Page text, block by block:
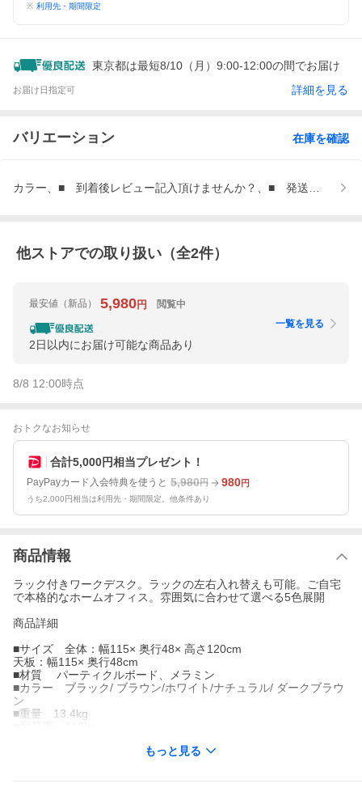
※ 利用先・期間限定
東京都は最短8/10（月）9:00-12:00の間でお届け
お届け日指定可 詳細を見る
バリエーション 在庫を確認
カラー、■ 到着後レビュー記入頂けませんか？、■ 発送について
他ストアでの取り扱い（全2件）
最安値 （新品） 5,980円 閲覧中
2日以内にお届け可能な商品あり
一覧を見る
8/8 12:00時点
おトクなお知らせ
合計5,000円相当プレゼント！
PayPayカード入会特典を使うと 5,980円 980円
うち2,000円相当は利用先・期間限定。他条件あり
商品情報
ラック付きワークデスク。ラックの左右入れ替えも可能。ご自宅
で本格的なホームオフィス。雰囲気に合わせて選べる5色展開
商品詳細
■サイズ 全体：幅115× 奥行48× 高さ120cm
天板：幅115× 奥行48cm
■材質 パーティクルボード、メラミン
■カラー ブラック/ ブラウン/ホワイト/ナチュラル/ ダークブラウ
ン
■重量 13.4kg
もっと見る